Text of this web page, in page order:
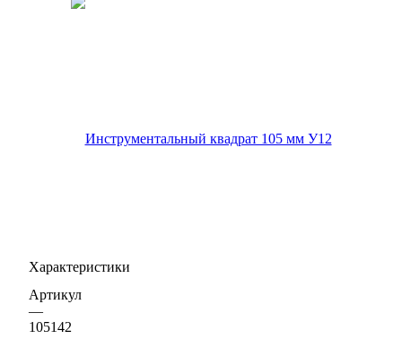
Характеристики
Артикул
—
105142